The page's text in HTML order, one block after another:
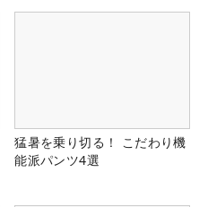
猛暑を乗り切る！ こだわり機
能派パンツ4選